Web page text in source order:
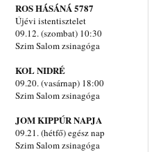
ROS HÁSÁNÁ 5787
Újévi istentisztelet
09.12. (szombat) 10:30
Szim Salom zsinagóga
KOL NIDRÉ
09.20. (vasárnap) 18:00
Szim Salom zsinagóga
JOM KIPPÚR NAPJA
09.21. (hétfő) egész nap
Szim Salom zsinagóga